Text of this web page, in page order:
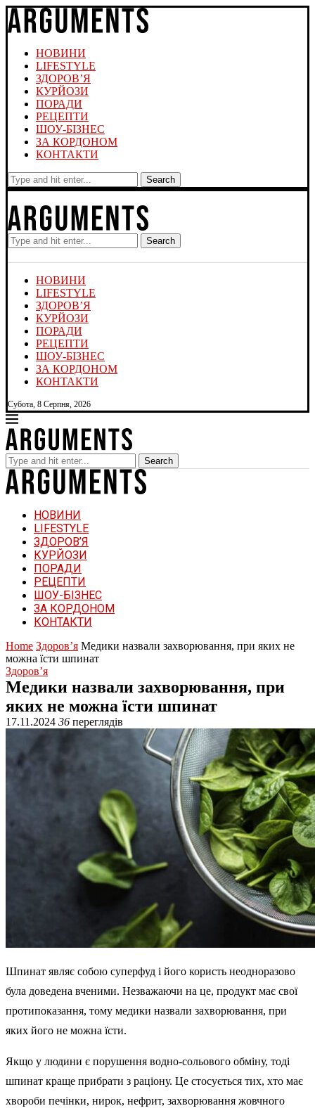
НОВИНИ
LIFESTYLE
ЗДОРОВ’Я
КУРЙОЗИ
ПОРАДИ
РЕЦЕПТИ
ШОУ-БІЗНЕС
ЗА КОРДОНОМ
КОНТАКТИ
Search
Search
НОВИНИ
LIFESTYLE
ЗДОРОВ’Я
КУРЙОЗИ
ПОРАДИ
РЕЦЕПТИ
ШОУ-БІЗНЕС
ЗА КОРДОНОМ
КОНТАКТИ
Субота, 8 Серпня, 2026
Search
НОВИНИ
LIFESTYLE
ЗДОРОВ’Я
КУРЙОЗИ
ПОРАДИ
РЕЦЕПТИ
ШОУ-БІЗНЕС
ЗА КОРДОНОМ
КОНТАКТИ
Home Здоров’я Медики назвали захворювання, при яких не
можна їсти шпинат
Здоров’я
Медики назвали захворювання, при
яких не можна їсти шпинат
17.11.2024 36 переглядів
Шпинат являє собою суперфуд і його користь неодноразово
була доведена вченими. Незважаючи на це, продукт має свої
протипоказання, тому медики назвали захворювання, при
яких його не можна їсти.
Якщо у людини є порушення водно-сольового обміну, тоді
шпинат краще прибрати з раціону. Це стосується тих, хто має
хвороби печінки, нирок, нефрит, захворювання жовчного